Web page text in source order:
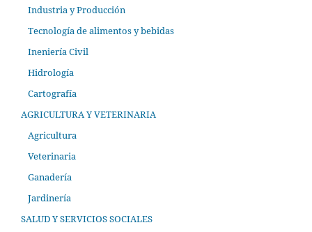
Industria y Producción
Tecnología de alimentos y bebidas
Ineniería Civil
Hidrología
Cartografía
AGRICULTURA Y VETERINARIA
Agricultura
Veterinaria
Ganadería
Jardinería
SALUD Y SERVICIOS SOCIALES